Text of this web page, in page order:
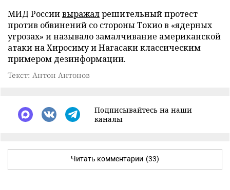
МИД Россиивыражалрешительный протест
против обвинений со стороны Токио в «ядерных
угрозах» и называло замалчивание американской
атаки на Хиросиму и Нагасаки классическим
примером дезинформации.
Текст: Антон Антонов
Подписывайтесь на наши
каналы
Читать комментарии (33)